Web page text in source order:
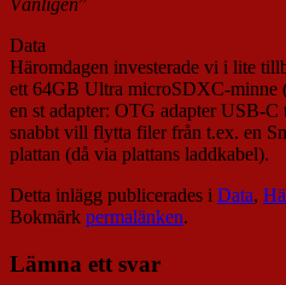
Vänligen”
Data
Häromdagen investerade vi i lite
ett 64GB Ultra microSDXC-
en st adapter: OTG adapter USB-
snabbt vill flytta filer från t.ex. en
plattan (då via plattans laddkabel).
Detta inlägg publicerades i Data,
Bokmärk permalänken.
Lämna ett svar